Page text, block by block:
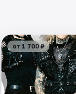
от 1 700 ₽